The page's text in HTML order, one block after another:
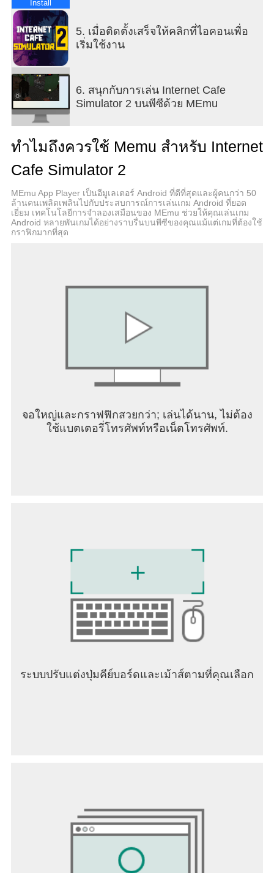
Install
5. เมื่อติดตั้งเสร็จให้คลิกที่ไอคอนเพื่อ
เริ่มใช้งาน
6. สนุกกับการเล่น Internet Cafe
Simulator 2 บนพีซีด้วย MEmu
ทำไมถึงควรใช้ Memu สำหรับ Internet
Cafe Simulator 2
MEmu App Player เป็นอีมูเลเตอร์ Android ที่ดีที่สุดและผู้คนกว่า 50
ล้านคนเพลิดเพลินไปกับประสบการณ์การเล่นเกม Android ที่ยอด
เยี่ยม เทคโนโลยีการจำลองเสมือนของ MEmu ช่วยให้คุณเล่นเกม
Android หลายพันเกมได้อย่างราบรื่นบนพีซีของคุณแม้แต่เกมที่ต้องใช้
กราฟิกมากที่สุด
จอใหญ่และกราฟฟิกสวยกว่า; เล่นได้นาน, ไม่ต้อง
ใช้แบตเตอรี่โทรศัพท์หรือเน็ตโทรศัพท์.
ระบบปรับแต่งปุ่มคีย์บอร์ดและเม้าส์ตามที่คุณเลือก